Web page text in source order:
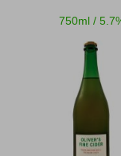
750ml /